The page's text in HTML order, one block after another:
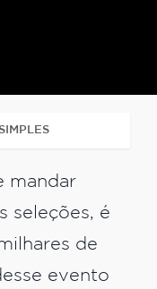
mandar
seleções, é
de
evento